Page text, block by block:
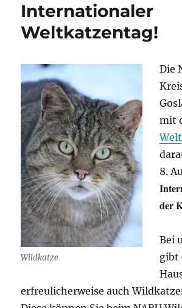
Internationaler
Weltkatzentag!
Wildkatze
Die
mit
8.
der
Bei
gibt
erfreulicherweise auch